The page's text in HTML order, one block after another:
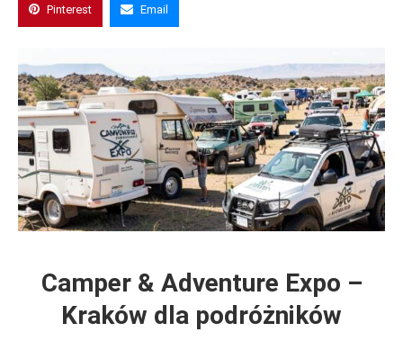
Pinterest Email
Camper & Adventure Expo –
Kraków dla podróżników